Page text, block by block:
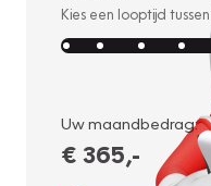
Kies een looptijd tussen
Uw maandbedrag:
€ 365,-